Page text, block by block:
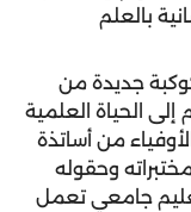
بالعلم
جديدة من
إلى الحياة العلمية
من أساتذة
وحقوله
جامعي تعمل